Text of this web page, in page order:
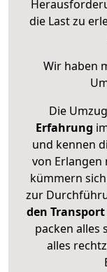
die Last zu
Wir haben
Die
Erfahrung
und kennen
von Erlangen
kümmern
zur
den
packen alles
alles